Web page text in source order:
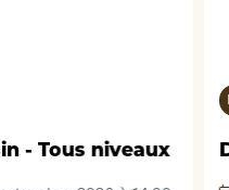
- Tous niveaux